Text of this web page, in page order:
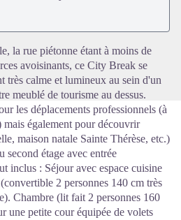
la rue piétonne étant à moins de
avoisinants, ce City Break se
très calme et lumineux au sein d'un
meublé de tourisme au dessus.
les déplacements professionnels (à
mais également pour découvrir
maison natale Sainte Thérèse, etc.)
second étage avec entrée
inclus : Séjour avec espace cuisine
2 personnes 140 cm très
Chambre (lit fait 2 personnes 160
une petite cour équipée de volets